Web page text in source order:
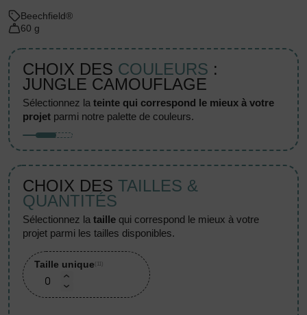
Beechfield®
60 g
CHOIX DES COULEURS :
JUNGLE CAMOUFLAGE
sélectionnez lateinte qui correspond le mieux à votre
projet parmi notre palette de couleurs.
CHOIX DES TAILLES &
QUANTITÉS
sélectionnez lataille qui correspond le mieux à votre
projet parmi les tailles disponibles.
Taille unique